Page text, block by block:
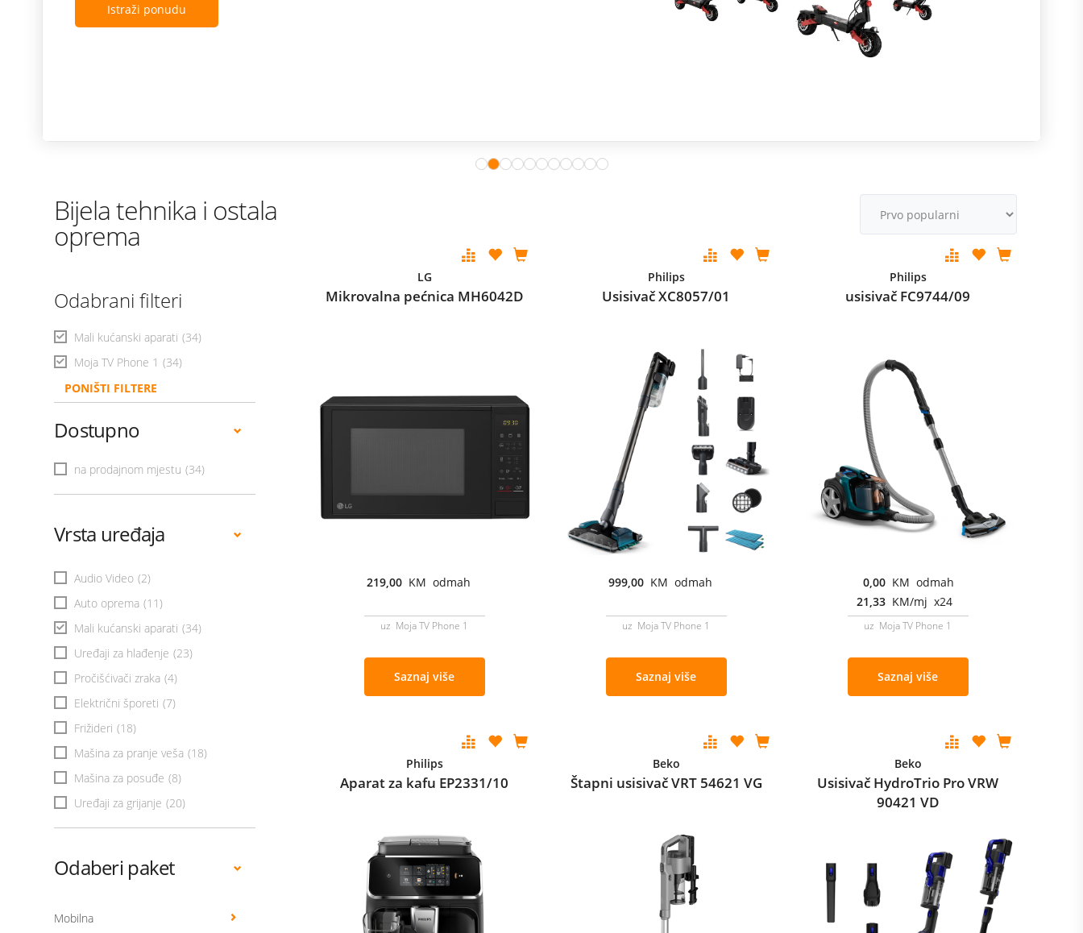
Istraži ponudu
Bijela tehnika i ostala
oprema
Odabrani filteri
Mali kućanski aparati (34)
Moja TV Phone 1 (34)
PONIŠTI FILTERE
Dostupno
na prodajnom mjestu (34)
Vrsta uređaja
Audio Video (2)
Auto oprema (11)
Mali kućanski aparati (34)
Uređaji za hlađenje (23)
Pročišćivači zraka (4)
Električni šporeti (7)
Frižideri (18)
Mašina za pranje veša (18)
Mašina za posuđe (8)
Uređaji za grijanje (20)
Odaberi paket
Mobilna
LG
Mikrovalna pećnica MH6042D
219,00 KM odmah
uz Moja TV Phone 1
Saznaj više
Philips
Usisivač XC8057/01
999,00 KM odmah
uz Moja TV Phone 1
Saznaj više
Philips
usisivač FC9744/09
0,00 KM odmah
21,33 KM/mj x24
uz Moja TV Phone 1
Saznaj više
Philips
Aparat za kafu EP2331/10
Beko
Štapni usisivač VRT 54621 VG
Beko
Usisivač HydroTrio Pro VRW
90421 VD